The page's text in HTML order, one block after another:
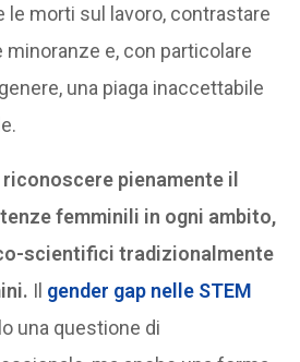
le morti sul lavoro, contrastare
e, con particolare
una piaga inaccettabile
pienamente il
femminili in ogni ambito,
scientifici tradizionalmente
Il gender gap nelle STEM
una questione di